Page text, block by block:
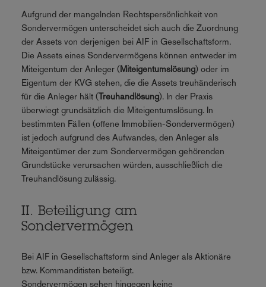
Aufgrund der mangelnden Rechtspersönlichkeit von
Sondervermögen unterscheidet sich auch die Zuordnung
der Assets von derjenigen bei AIF in Gesellschaftsform.
Die Assets eines Sondervermögens können entweder im
Miteigentum der Anleger (Miteigentumslösung) oder im
Eigentum der KVG stehen, die die Assets treuhänderisch
für die Anleger hält (Treuhandlösung). In der Praxis
überwiegt grundsätzlich die Miteigentumslösung. In
bestimmten Fällen (offene Immobilien-Sondervermögen)
ist jedoch aufgrund des Aufwandes, den Anleger als
Miteigentümer der zum Sondervermögen gehörenden
Grundstücke verursachen würden, ausschließlich die
Treuhandlösung zulässig.
II. Beteiligung am
Sondervermögen
Bei AIF in Gesellschaftsform sind Anleger als Aktionäre
bzw. Kommanditisten beteiligt.
Sondervermögen sehen hingegen keine